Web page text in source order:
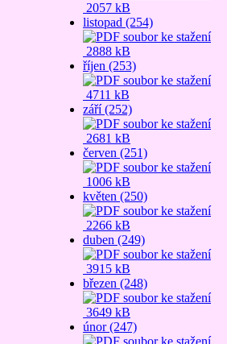
2057 kB
listopad (254)
2888 kB
říjen (253)
4711 kB
září (252)
2681 kB
červen (251)
1006 kB
květen (250)
2266 kB
duben (249)
3915 kB
březen (248)
3649 kB
únor (247)